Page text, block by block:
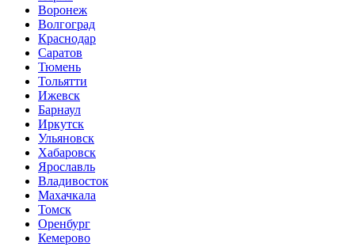
Воронеж
Волгоград
Краснодар
Саратов
Тюмень
Тольятти
Ижевск
Барнаул
Иркутск
Ульяновск
Хабаровск
Ярославль
Владивосток
Махачкала
Томск
Оренбург
Кемерово